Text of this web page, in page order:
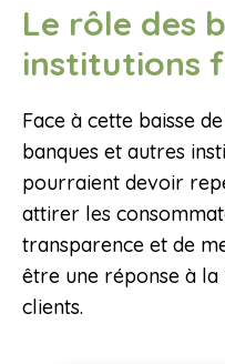
Le rôle des
institutions
Face à cette baisse
banques et autres
pourraient devoir
attirer les
transparence et de
être une réponse à la
clients.